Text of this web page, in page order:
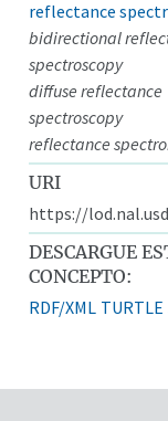
reflectance
bidirectional
spectroscopy
diffuse reflectance
spectroscopy
reflectance
URI
https://
DESCARGUE
CONCEPTO:
RDF/XML TURTLE